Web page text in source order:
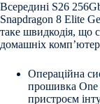
Всередині S26
Snapdragon 8 Elite
таке швидкодія, що
домашніх
Операційна
прошивка One
пристроєм